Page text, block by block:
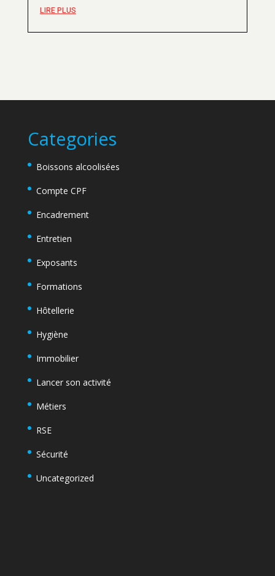
LIRE PLUS
Categories
Boissons alcoolisées
Compte CPF
Encadrement
Entretien
Exposants
Formations
Hôtellerie
Hygiène
Immobilier
Lancer son activité
Métiers
RSE
Sécurité
Uncategorized